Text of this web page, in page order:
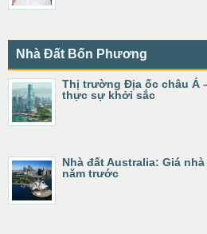
Nhà Đất Bốn Phương
Thị trường Địa ốc châu Á
thực sự khởi sắc
Nhà đất Australia: Giá
năm trước